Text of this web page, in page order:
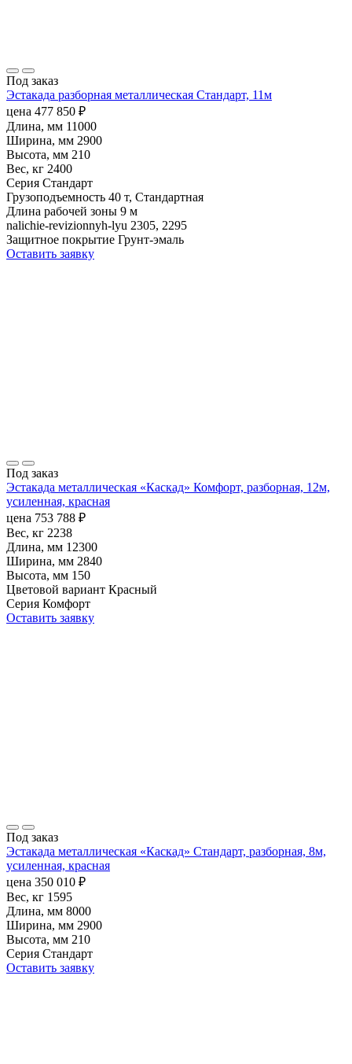
Под заказ
Эстакада разборная металлическая Стандарт, 11м
цена 477 850 ₽
Длина, мм 11000
Ширина, мм 2900
Высота, мм 210
Вес, кг 2400
Серия Стандарт
Грузоподъемность 40 т, Стандартная
Длина рабочей зоны 9 м
nalichie-revizionnyh-lyu 2305, 2295
Защитное покрытие Грунт-эмаль
Оставить заявку
Под заказ
Эстакада металлическая «Каскад» Комфорт, разборная, 12м,
усиленная, красная
цена 753 788 ₽
Вес, кг 2238
Длина, мм 12300
Ширина, мм 2840
Высота, мм 150
Цветовой вариант Красный
Серия Комфорт
Оставить заявку
Под заказ
Эстакада металлическая «Каскад» Стандарт, разборная, 8м,
усиленная, красная
цена 350 010 ₽
Вес, кг 1595
Длина, мм 8000
Ширина, мм 2900
Высота, мм 210
Серия Стандарт
Оставить заявку